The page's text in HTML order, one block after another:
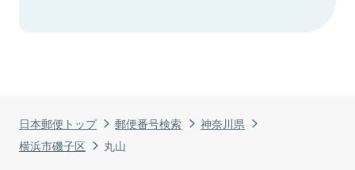
日本郵便トップ 郵便番号検索
神奈川県
横浜市磯子区
丸山